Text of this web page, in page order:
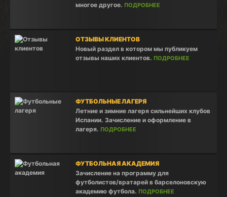
многое другое. ПОДРОБНЕЕ
ОТЗЫВЫ КЛИЕНТОВ
Новый раздел в котором мы публикуем
отзывы наших клиентов. ПОДРОБНЕЕ
ФУТБОЛЬНЫЕ ЛАГЕРЯ
Летние и зимние лагеря сильнейших клубов
Испании. Зачисление и оформление в
лагеря. ПОДРОБНЕЕ
ФУТБОЛЬНАЯ АКАДЕМИЯ
Зачисление на программу для
футболистов/вратарей в барселоновскую
академию футбола. ПОДРОБНЕЕ